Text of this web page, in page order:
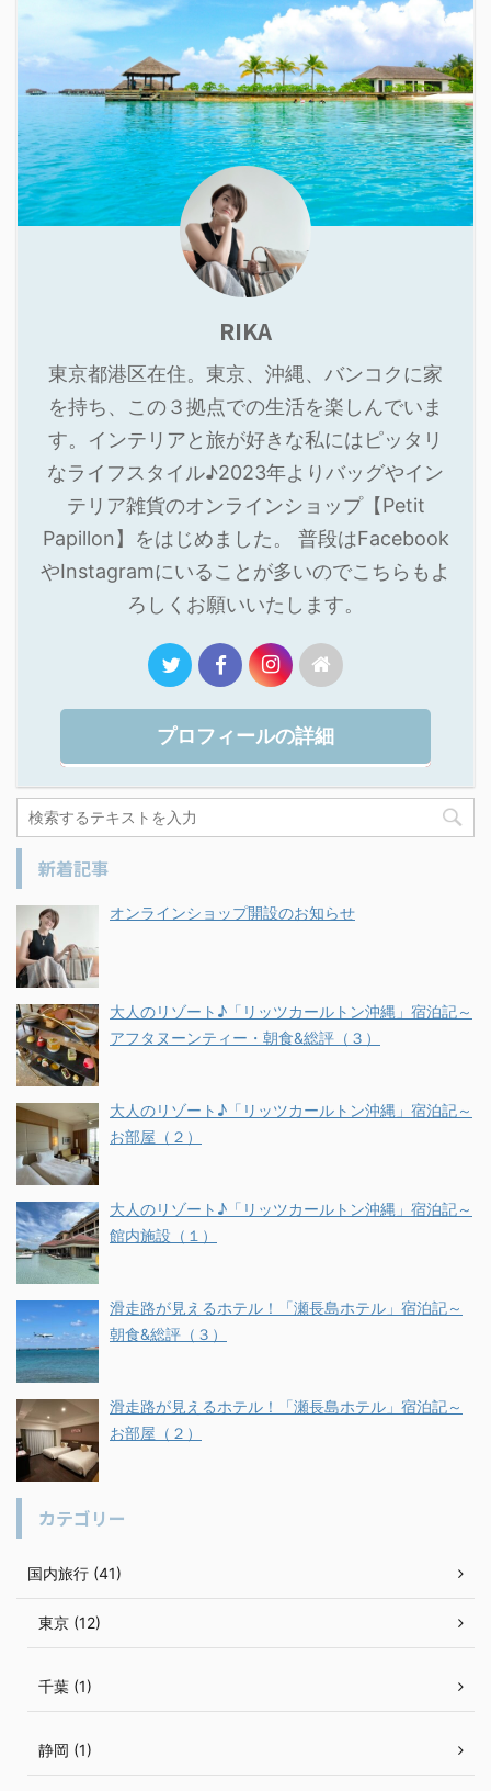
RIKA
東京都港区在住。東京、沖縄、バンコクに家
を持ち、この３拠点での生活を楽しんでいま
す。インテリアと旅が好きな私にはピッタリ
なライフスタイル♪2023年よりバッグやイン
テリア雑貨のオンラインショップ【Petit
Papillon】をはじめました。 普段はFacebook
やInstagramにいることが多いのでこちらもよ
ろしくお願いいたします。
プロフィールの詳細
新着記事
オンラインショップ開設のお知らせ
大人のリゾート♪「リッツカールトン沖縄」宿泊記～
アフタヌーンティー・朝食&総評（３）
大人のリゾート♪「リッツカールトン沖縄」宿泊記～
お部屋（２）
大人のリゾート♪「リッツカールトン沖縄」宿泊記～
館内施設（１）
滑走路が見えるホテル！「瀬長島ホテル」宿泊記～
朝食&総評（３）
滑走路が見えるホテル！「瀬長島ホテル」宿泊記～
お部屋（２）
カテゴリー
国内旅行 (41)
東京 (12)
千葉 (1)
静岡 (1)